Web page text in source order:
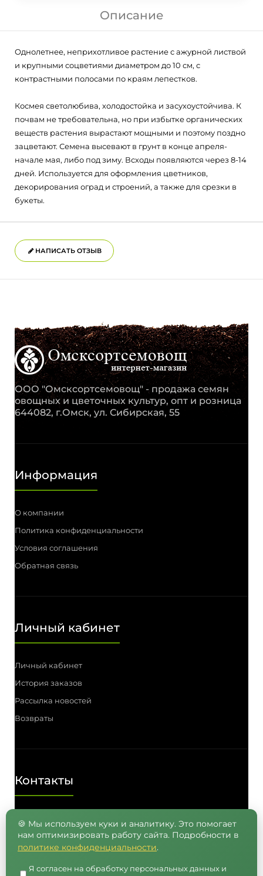
Описание
Однолетнее, неприхотливое растение с ажурной листвой
и крупными соцветиями диаметром до 10 см, с
контрастными полосами по краям лепестков.
Космея светолюбива, холодостойка и засухоустойчива. К
почвам не требовательна, но при избытке органических
веществ растения вырастают мощными и поэтому поздно
зацветают. Семена высевают в грунт в конце апреля-
начале мая, либо под зиму. Всходы появляются через 8-14
дней. Используется для оформления цветников,
декорирования оград и строений, а также для срезки в
букеты.
НАПИСАТЬ ОТЗЫВ
ООО "Омсксортсемовощ" - продажа семян
овощных и цветочных культур, опт и розница
644082, г.Омск, ул. Сибирская, 55
Информация
О компании
Политика конфиденциальности
Условия соглашения
Обратная связь
Личный кабинет
Личный кабинет
История заказов
Рассылка новостей
Возвраты
Контакты
8 (962) 050-05-65, 8 (965) 875-75-55
E-mail: info@semenavomske.ru
🍪 Мы используем куки и аналитику. Это помогает
нам оптимизировать работу сайта. Подробности в
политике конфиденциальности.
Я согласен на обработку персональных данных и